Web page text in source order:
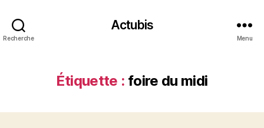
Recherche
Actubis
Menu
Étiquette : foire du midi